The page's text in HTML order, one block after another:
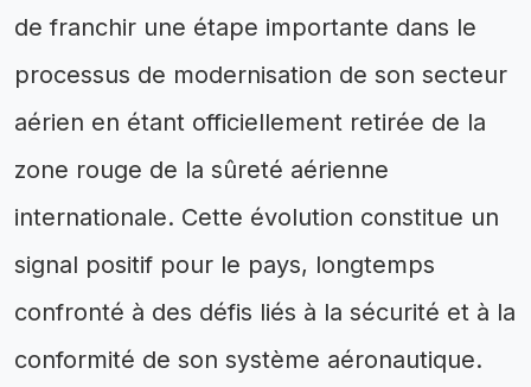
de franchir une étape importante dans le
processus de modernisation de son secteur
aérien en étant officiellement retirée de la
zone rouge de la sûreté aérienne
internationale. Cette évolution constitue un
signal positif pour le pays, longtemps
confronté à des défis liés à la sécurité et à la
conformité de son système aéronautique.